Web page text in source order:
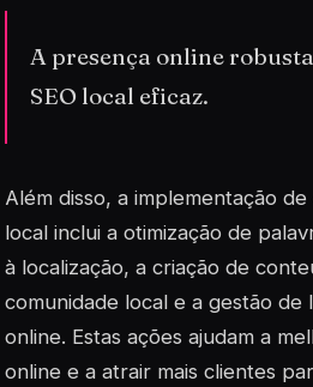
A presença online
SEO local eficaz.
Além disso, a implementação
local inclui a otimização de
à localização, a criação de
comunidade local e a gestão de
online. Estas ações ajudam a
online e a atrair mais clientes